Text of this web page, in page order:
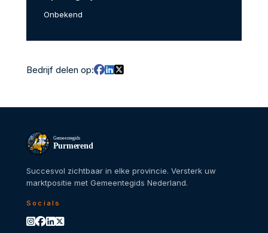
Onbekend
Bedrijf delen op:
Gemeentegids
Purmerend
Succesvol zichtbaar in elke provincie. Versterk uw
marktpositie met Gemeentegids Nederland.
Socials